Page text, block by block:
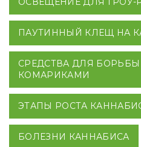
ПАУТИННЫЙ КЛЕЩ НА
СРЕДСТВА ДЛЯ
КОМАРИКАМИ
ЭТАПЫ РОСТА
БОЛЕЗНИ КАННАБИСА